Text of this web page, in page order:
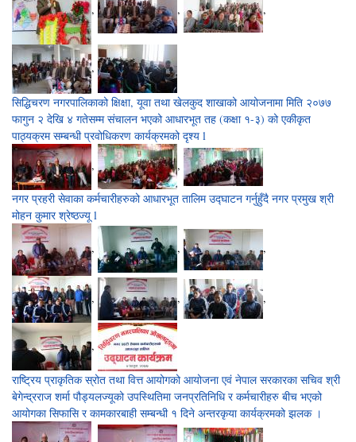
, , ,
,
सिद्धिचरण नगरपालिकाको क्षिक्षा, यूवा तथा खेलकुद शाखाको आयोजनामा मिति २०७७
फागुन २ देखि ४ गतेसम्म संचालन भएको आधारभूत तह (कक्षा १-३) को एकीकृत
पाठ्यक्रम सम्बन्धी प्रवोधिकरण कार्यक्रमको दृश्य l
,
,
नगर प्रहरी सेवाका कर्मचारीहरुको आधारभूत तालिम उद्घाटन गर्नुहुँदै नगर प्रमुख श्री
मोहन कुमार श्रेष्ठज्यू l
, , ,
, , ,
,
राष्ट्रिय प्राकृतिक स्रोत तथा वित्त आयोगको आयोजना एवं नेपाल सरकारका सचिव श्री
बेगेन्द्रराज शर्मा पौड्यलज्यूको उपस्थितिमा जनप्रतिनिधि र कर्मचारीहरु बीच भएको
आयोगका सिफासि र कामकारबाही सम्बन्धी १ दिने अन्तरकृया कार्यक्रमको झलक ।